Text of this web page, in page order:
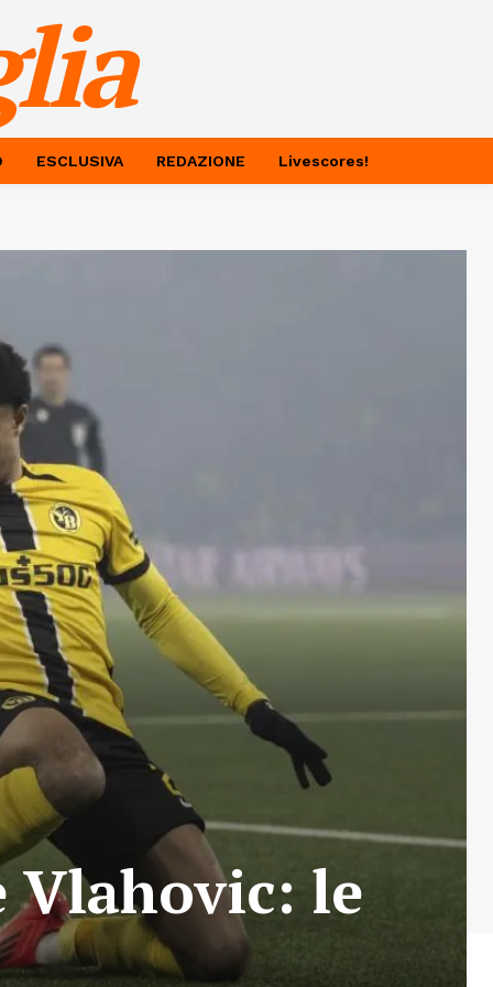
ESCLUSIVA REDAZIONE Livescores!
Vlahovic: le